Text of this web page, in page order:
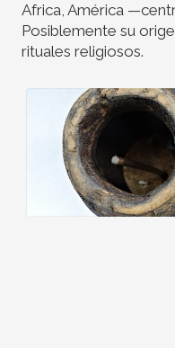
Africa, América
Posiblemente su
rituales religiosos.